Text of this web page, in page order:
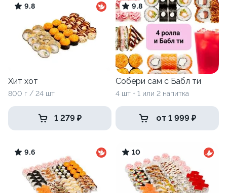
9.8
Хит хот
800 г / 24 шт
1 279 ₽
9.8
Собери сам с Бабл ти
4 шт + 1 или 2 напитка
от 1 999 ₽
9.6 10